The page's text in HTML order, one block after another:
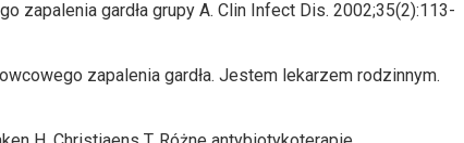
zapalenia gardła grupy A. Clin Infect Dis. 2002;35(2):113-
zapalenia gardła. Jestem lekarzem rodzinnym.